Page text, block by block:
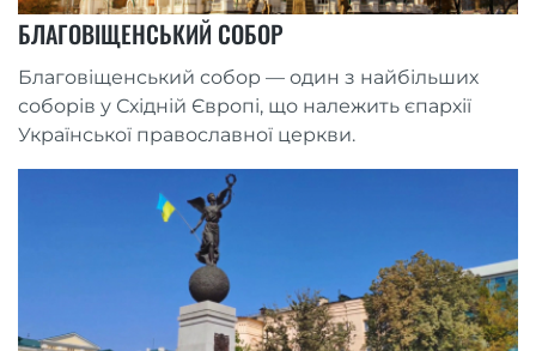
БЛАГОВІЩЕНСЬКИЙ СОБОР
Благовіщенський собор — один з найбільших
соборів у Східній Європі, що належить єпархії
Української православної церкви.